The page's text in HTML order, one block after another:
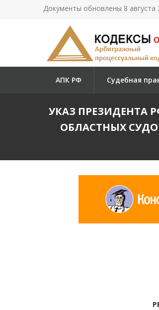
Документы обновлены 8 августа
АПК РФ Судебная
УКАЗ ПРЕЗИДЕНТА
ОБЛАСТНЫХ